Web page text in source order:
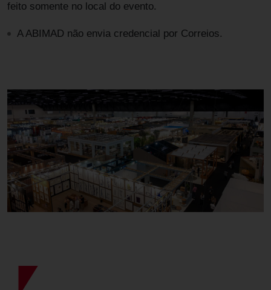
feito somente no local do evento.
A ABIMAD não envia credencial por Correios.